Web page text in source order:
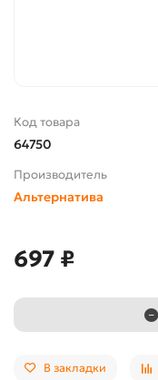
Код товара
64750
Производитель
Альтернатива
697 ₽
В закладки